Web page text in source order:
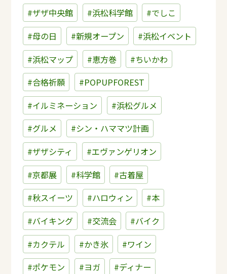
#ザザ中央館 #浜松科学館
#でしこ
#母の日
#新規オープン
#浜松イベント
#浜松マップ
#恵方巻
#ちいかわ
#合格祈願
#POPUPFOREST
#イルミネーション
#浜松グルメ
#グルメ
#シン・ハママツ計画
#ザザシティ
#エヴァンゲリオン
#京都展
#科学館
#古着屋
#秋スイーツ
#ハロウィン
#本
#バイキング
#交流会
#バイク
#カクテル
#かき氷
#ワイン
#ポケモン
#ヨガ
#ディナー